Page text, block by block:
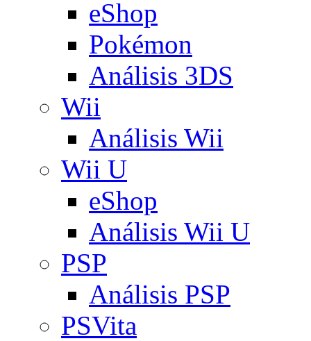
eShop
Pokémon
Análisis 3DS
Wii
Análisis Wii
Wii U
eShop
Análisis Wii U
PSP
Análisis PSP
PSVita